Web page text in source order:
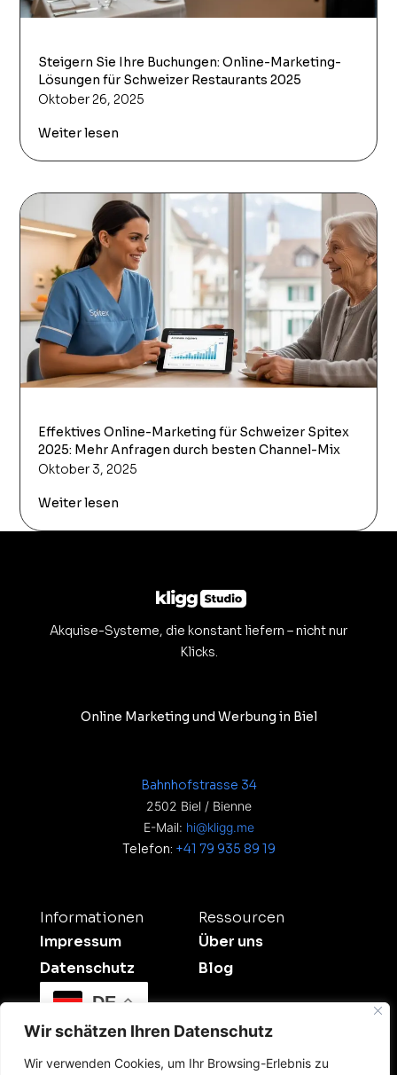
Wir schätzen Ihren Datenschutz
Wir verwenden Cookies, um Ihr Browsing-Erlebnis zu
Steigern Sie Ihre Buchungen: Online-Marketing-
Lösungen für Schweizer Restaurants 2025
Oktober 26, 2025
Weiter lesen
Effektives Online-Marketing für Schweizer Spitex
2025: Mehr Anfragen durch besten Channel-Mix
Oktober 3, 2025
Weiter lesen
Akquise-Systeme, die konstant liefern – nicht nur
Klicks.
Online Marketing und Werbung in Biel
Bahnhofstrasse 34
2502 Biel / Bienne
E-Mail: hi@kligg.me
Telefon: +41 79 935 89 19
Informationen
Impressum
Datenschutz
Ressourcen
Über uns
Blog
DE